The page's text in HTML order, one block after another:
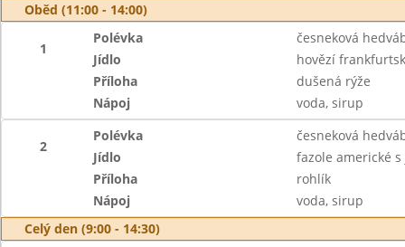
Oběd (11:00 - 14:00)
1
Polévka
česneková
Jídlo
hovězí
Příloha
dušená rýže
Nápoj
voda, sirup
2
Polévka
česneková
Jídlo
fazole americké
Příloha
rohlík
Nápoj
voda, sirup
Celý den (9:00 - 14:30)